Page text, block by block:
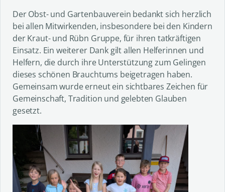
Der Obst- und Gartenbauverein bedankt sich herzlich
bei allen Mitwirkenden, insbesondere bei den Kindern
der Kraut- und Rübn Gruppe, für ihren tatkräftigen
Einsatz. Ein weiterer Dank gilt allen Helferinnen und
Helfern, die durch ihre Unterstützung zum Gelingen
dieses schönen Brauchtums beigetragen haben.
Gemeinsam wurde erneut ein sichtbares Zeichen für
Gemeinschaft, Tradition und gelebten Glauben
gesetzt.